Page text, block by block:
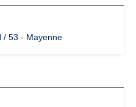
/ 53 - Mayenne